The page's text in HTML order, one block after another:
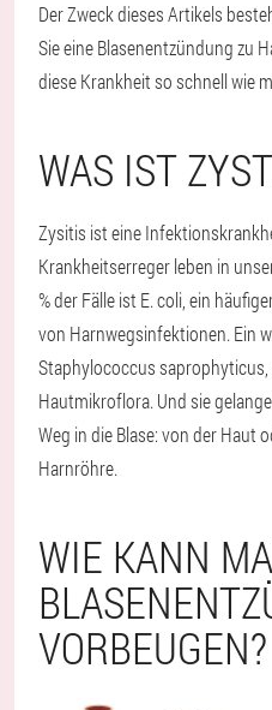
Der Zweck dieses Artikels
Sie eine Blasenentzündung zu
diese Krankheit so schnell wie
WAS IST
Zysitis ist eine
Krankheitserreger leben in
% der Fälle ist E. coli, ein
von Harnwegsinfektionen. Ein
Staphylococcus
Hautmikroflora. Und sie
Weg in die Blase: von der Haut
Harnröhre.
WIE KANN
VORBEUGEN?